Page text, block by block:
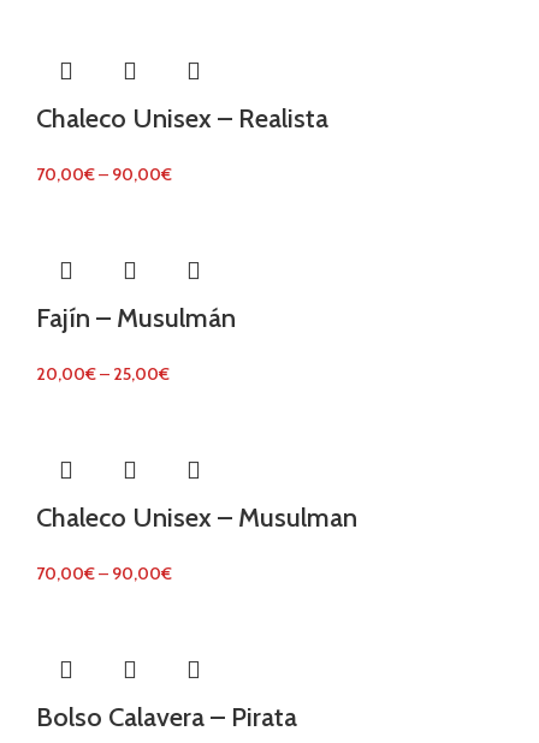
Chaleco Unisex – Realista
70,00€– 90,00€
Fajín – Musulmán
20,00€– 25,00€
Chaleco Unisex – Musulman
70,00€– 90,00€
Bolso Calavera – Pirata